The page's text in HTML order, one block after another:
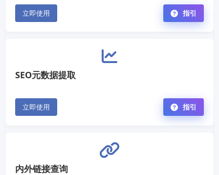
立即使用 指引
SEO元数据提取
立即使用 指引
内外链接查询